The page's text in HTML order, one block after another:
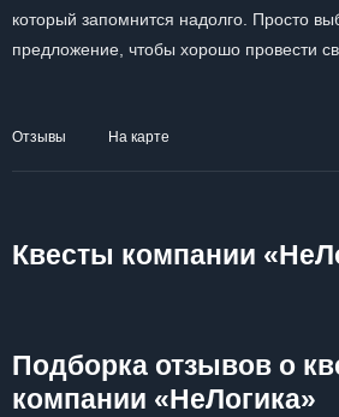
который запомнится надолго. Просто
предложение, чтобы хорошо провести
Отзывы На карте
Квесты компании
Подборка отзывов о
компании «НеЛогика»